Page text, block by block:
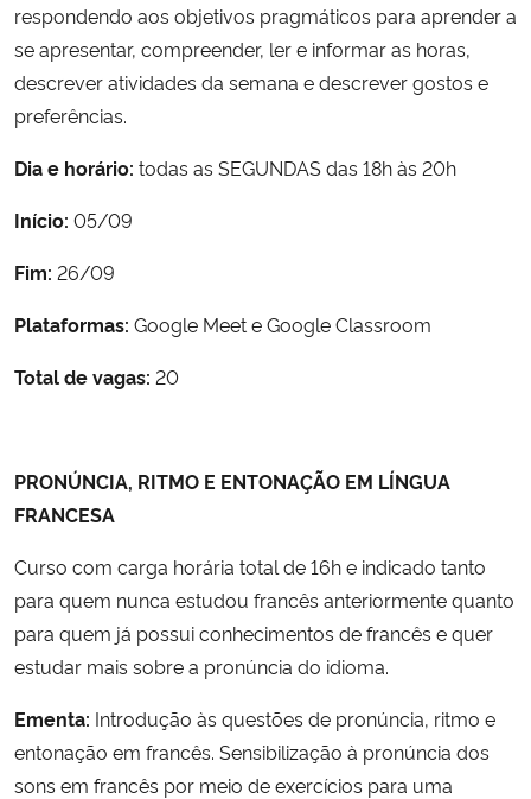
Ministério da Mulher, da Família e dos Direitos Humanos
Secretaria-Geral
Gabinete de Segurança Institucional
Advocacia-Geral da União
Banco Central do Brasil
respondendo aos objetivos pragmáticos para aprender a
se apresentar, compreender, ler e informar as horas,
descrever atividades da semana e descrever gostos e
preferências.
Dia e horário: todas as SEGUNDAS das 18h às 20h
Início: 05/09
Fim: 26/09
Plataformas: Google Meet e Google Classroom
Total de vagas: 20
PRONÚNCIA, RITMO E ENTONAÇÃO EM LÍNGUA
FRANCESA
Curso com carga horária total de 16h e indicado tanto
para quem nunca estudou francês anteriormente quanto
para quem já possui conhecimentos de francês e quer
estudar mais sobre a pronúncia do idioma.
Ementa: Introdução às questões de pronúncia, ritmo e
entonação em francês. Sensibilização à pronúncia dos
sons em francês por meio de exercícios para uma